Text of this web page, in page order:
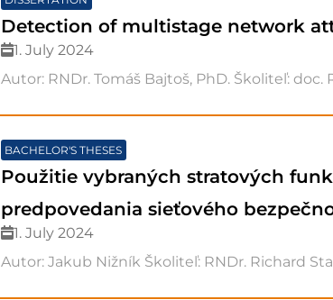
Detection of multistage network
1. July 2024
Autor: RNDr. Tomáš Bajtoš, PhD. Školiteľ: doc.
BACHELOR'S THESES
Použitie vybraných stratových
predpovedania sieťového
1. July 2024
Autor: Jakub Nižník Školiteľ: RNDr. Richard